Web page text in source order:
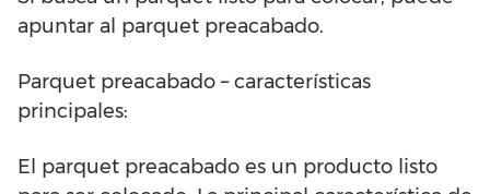
apuntar al parquet preacabado.
Parquet preacabado – características
principales:
El parquet preacabado es un producto listo